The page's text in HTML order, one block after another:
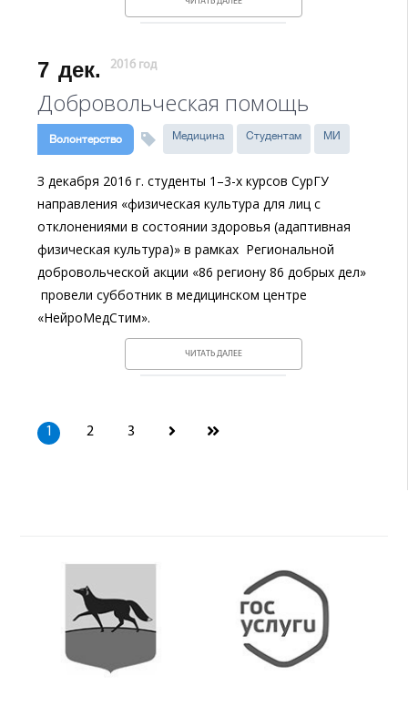
7 дек. 2016 год
Добровольческая помощь
Волонтерство Медицина Студентам МИ
З декабря 2016 г. студенты 1–3-х курсов СурГУ
направления «физическая культура для лиц с
отклонениями в состоянии здоровья (адаптивная
физическая культура)» в рамках Региональной
добровольческой акции «86 региону 86 добрых дел»
провели субботник в медицинском центре
«НейроМедСтим».
ЧИТАТЬ ДАЛЕЕ
1 2 3